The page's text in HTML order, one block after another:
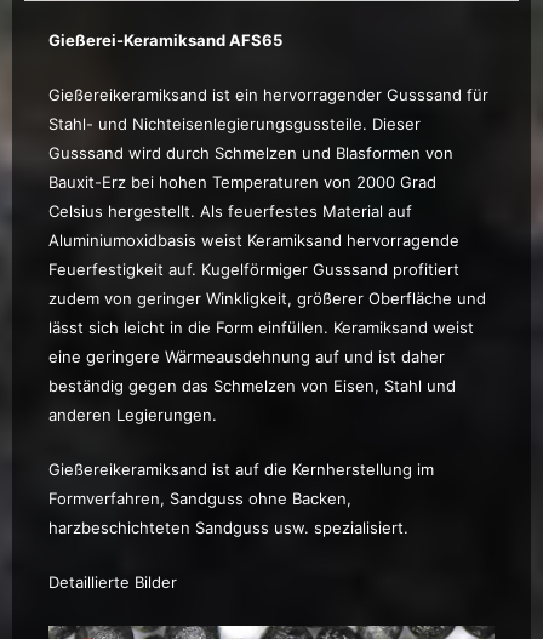
Gießerei-Keramiksand AFS65
Gießereikeramiksand ist ein hervorragender Gusssand für
Stahl- und Nichteisenlegierungsgussteile. Dieser
Gusssand wird durch Schmelzen und Blasformen von
Bauxit-Erz bei hohen Temperaturen von 2000 Grad
Celsius hergestellt. Als feuerfestes Material auf
Aluminiumoxidbasis weist Keramiksand hervorragende
Feuerfestigkeit auf. Kugelförmiger Gusssand profitiert
zudem von geringer Winkligkeit, größerer Oberfläche und
lässt sich leicht in die Form einfüllen. Keramiksand weist
eine geringere Wärmeausdehnung auf und ist daher
beständig gegen das Schmelzen von Eisen, Stahl und
anderen Legierungen.
Gießereikeramiksand ist auf die Kernherstellung im
Formverfahren, Sandguss ohne Backen,
harzbeschichteten Sandguss usw. spezialisiert.
Detaillierte Bilder